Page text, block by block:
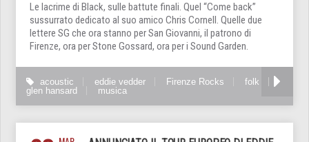
Le lacrime di Black, sulle battute finali. Quel “Come back”
sussurrato dedicato al suo amico Chris Cornell. Quelle due
lettere SG che ora stanno per San Giovanni, il patrono di
Firenze, ora per Stone Gossard, ora per i Sound Garden.
acoustic eddie vedder Firenze Rocks
folk
glen hansard
musica